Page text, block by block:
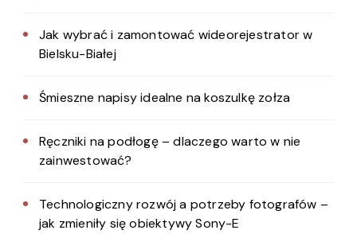
Jak wybrać i zamontować wideorejestrator w
Bielsku-Białej
Śmieszne napisy idealne na koszulkę zołza
Ręczniki na podłogę – dlaczego warto w nie
zainwestować?
Technologiczny rozwój a potrzeby fotografów –
jak zmieniły się obiektywy Sony-E